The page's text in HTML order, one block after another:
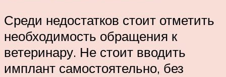
Среди недостатков стоит отметить
необходимость обращения к
ветеринару. Не стоит вводить
имплант самостоятельно, без